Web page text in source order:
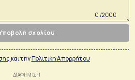
0 /2000
σχολίου
και τηνΠολιτικη Απορρήτου